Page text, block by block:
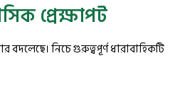
প্রেক্ষাপট
বদলেছে। নিচে গুরুত্বপূর্ণ ধারাবাহিকটি